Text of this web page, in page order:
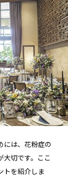
には、花粉症の
大切です。ここ
トを紹介しま